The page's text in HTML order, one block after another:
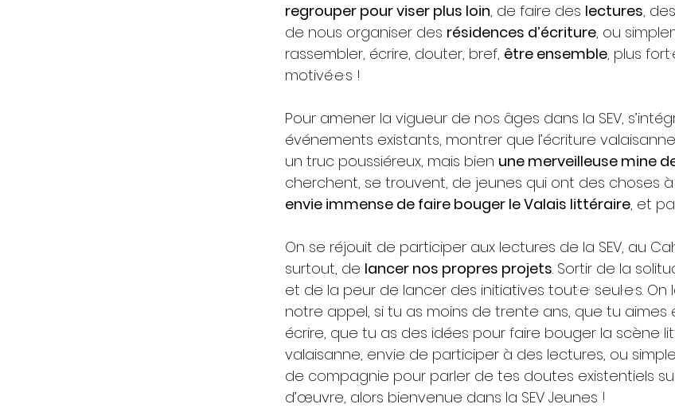
regrouper pour viser plus loin, de faire des lectures, des
de nous organiser des résidences d’écriture, ou
rassembler, écrire, douter, bref, être ensemble, plus
motivé·e·s !
Pour amener la vigueur de nos âges dans la SEV,
événements existants, montrer que l’écriture
un truc poussiéreux, mais bien une merveilleuse mine
cherchent, se trouvent, de jeunes qui ont des choses
envie immense de faire bouger le Valais littéraire, et
On se réjouit de participer aux lectures de la SEV, au
surtout, de lancer nos propres projets. Sortir de la
et de la peur de lancer des initiatives tout·e· seul·e·s.
notre appel, si tu as moins de trente ans, que tu aimes
écrire, que tu as des idées pour faire bouger la scène
valaisanne, envie de participer à des lectures, ou
de compagnie pour parler de tes doutes existentiels
d’œuvre, alors bienvenue dans la SEV Jeunes !